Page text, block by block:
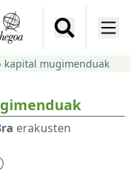
kapital mugimenduak
erakusten